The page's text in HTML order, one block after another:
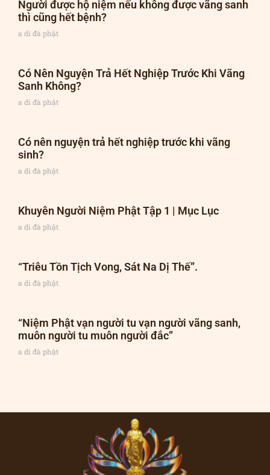
Người được hộ niệm nếu không được vãng sanh
thì cũng hết bệnh?
a di đà phật
Có Nên Nguyện Trả Hết Nghiệp Trước Khi Vãng
Sanh Không?
a di đà phật
Có nên nguyện trả hết nghiệp trước khi vãng
sinh?
a di đà phật
Khuyên Người Niệm Phật Tập 1 | Mục Lục
a di đà phật
“Triêu Tồn Tịch Vong, Sát Na Dị Thế”.
a di đà phật
“Niệm Phật vạn người tu vạn người vãng sanh,
muôn người tu muôn người đắc”
a di đà phật